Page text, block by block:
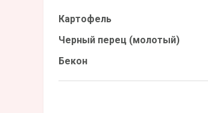
Картофель
Черный перец (молотый)
Бекон